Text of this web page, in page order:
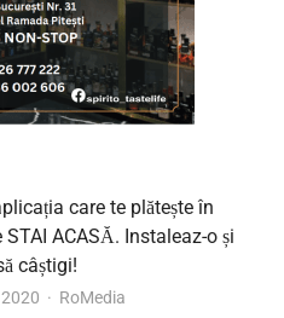
care te plătește în
ACASĂ. Instaleaz-o și
câștigi!
Author
RoMedia